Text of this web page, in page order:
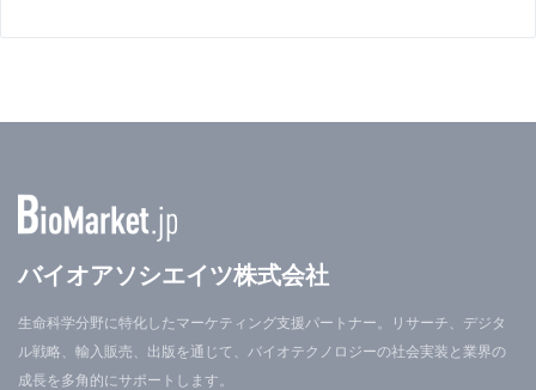
バイオアソシエイツ株式会社
生命科学分野に特化したマーケティング支援パートナー。リサーチ、デジタ
ル戦略、輸入販売、出版を通じて、バイオテクノロジーの社会実装と業界の
成長を多角的にサポートします。